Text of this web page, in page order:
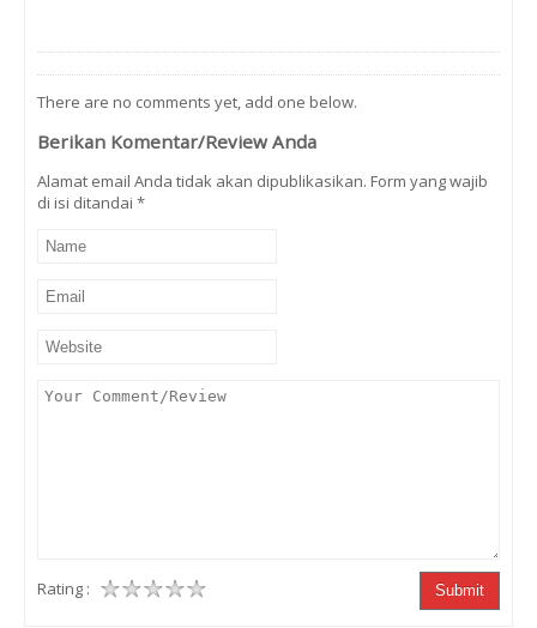
There are no comments yet, add one below.
Berikan Komentar/Review Anda
Alamat email Anda tidak akan dipublikasikan. Form yang wajib
di isi ditandai *
Rating : Submit